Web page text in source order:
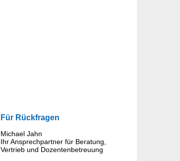
Für Rückfragen
Michael Jahn
Ihr Ansprechpartner für Beratung,
Vertrieb und Dozentenbetreuung